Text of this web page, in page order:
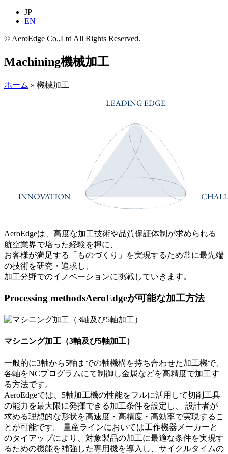
JP
EN
© AeroEdge Co.,Ltd All Rights Reserved.
Machining機械加工
ホーム » 機械加工
AeroEdgeは、高度な加工技術や品質保証体制が求められる
航空業界で培った経験を糧に、
お客様が満足する「ものづくり」を実現するため常に最先端
の技術を研究・追求し、
加工分野でのイノベーションに挑戦していきます。
Processing methodsAeroEdgeが可能な加工方法
マシニング加工 （3軸及び5軸加工）
一般的に3軸から5軸までの軸機構を持ち合わせた加工機で、
各軸をNCプログラムにて制御し金属などを高精度で加工す
る方法です。
AeroEdgeでは、5軸加工機の性能をフルに活用して切削工具
の能力を最大限に発揮できる加工条件を設定し、 設計者が
求める理想的な形状を高速度・高精度・高効率で実現するこ
とが可能です。 量産ラインにおいては工作機器メーカーと
のタイアップにより、対象製品の加工に最適な条件を実現す
るための機能を補強した専用機を導入し、サイクルタイムの